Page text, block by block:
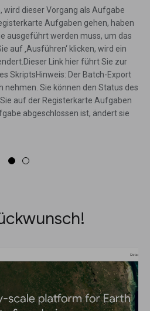
wird dieser Vorgang als Aufgabe
Aufgaben gehen, haben
ausgeführt werden muss, um das
auf ‚Ausführen‘ klicken, wird ein
Link hier führt Sie zur
SkriptsHinweis: Der Batch-Export
nehmen. Sie können den Status des
auf der Registerkarte Aufgaben
abgeschlossen ist, ändert sie